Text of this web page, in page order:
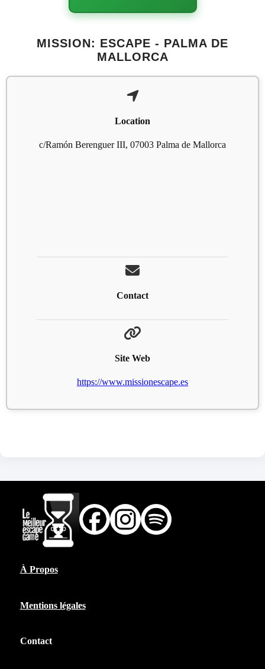
MISSION: ESCAPE - PALMA DE
MALLORCA
Location
c/Ramón Berenguer III, 07003 Palma de Mallorca
Contact
Site Web
https://www.missionescape.es
À Propos
Mentions légales
Contact